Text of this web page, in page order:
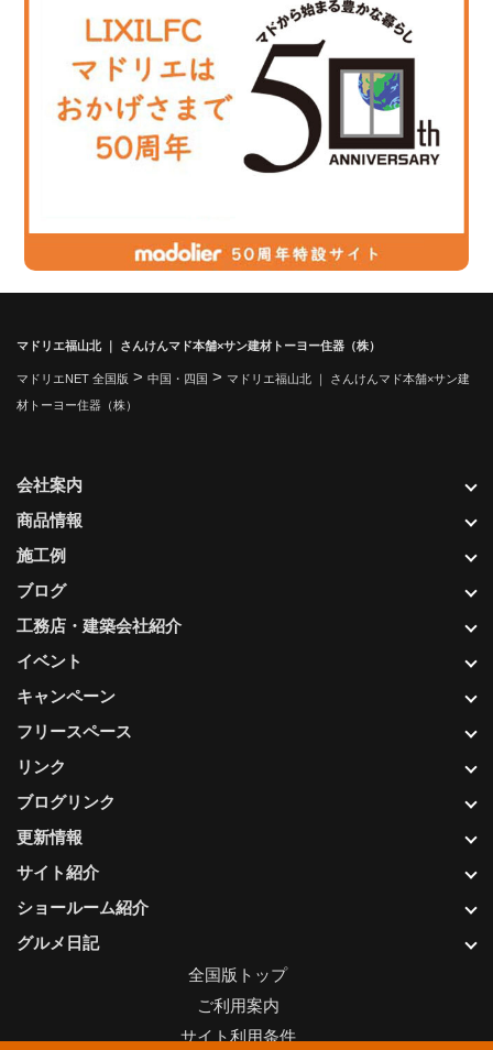
マドリエ福山北 ｜ さんけんマド本舗×サン建材トーヨー住器（株）
マドリエNET 全国版 > 中国・四国 > マドリエ福山北 ｜ さんけんマド本舗×サン建
材トーヨー住器（株）
更新情報
サイト紹介
ショールーム紹介
グルメ日記
会社案内
商品情報
施工例
ブログ
工務店・建築会社紹介
イベント
キャンペーン
フリースペース
リンク
ブログリンク
全国版トップ
ご利用案内
サイト利用条件